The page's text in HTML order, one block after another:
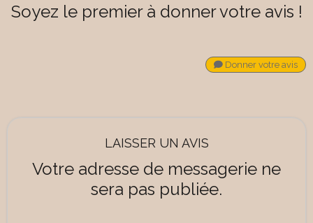
Soyez le premier à donner votre avis !
Donner votre avis
LAISSER UN AVIS
Votre adresse de messagerie ne
sera pas publiée.